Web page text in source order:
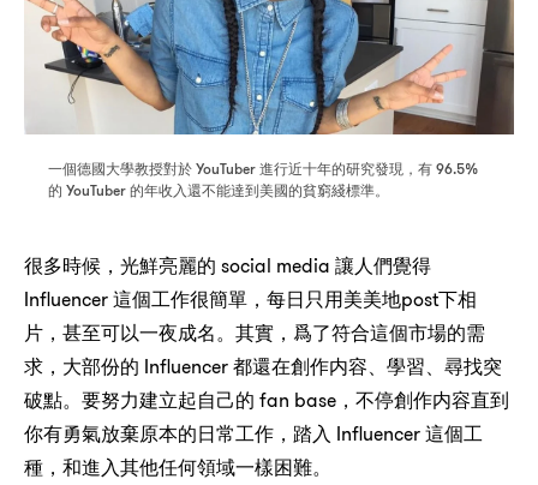
一個德國大學教授對於 YouTuber 進行近十年的研究發現 ， 有 96.5%
的 YouTuber 的年收入還不能達到美國的貧窮綫標準。
很多時候 ， 光鮮亮麗的 social media 讓人們覺得
Influencer 這個工作很簡單 ， 每日只用美美地post下相
片 ， 甚至可以一夜成名。其實 ， 爲了符合這個市場的需
求 ， 大部份的 Influencer 都還在創作内容、學習、尋找突
破點。要努力建立起自己的 fan base， 不停創作内容直到
你有勇氣放棄原本的日常工作 ， 踏入 Influencer 這個工
種 ， 和進入其他任何領域一樣困難。